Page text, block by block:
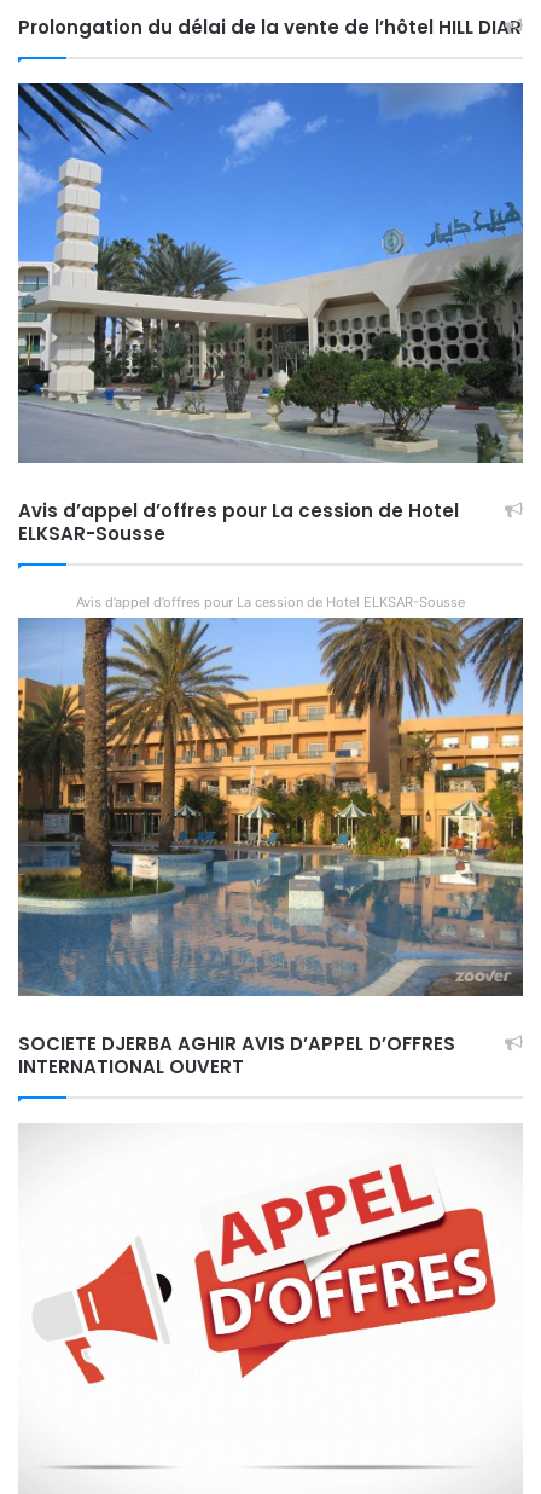
Prolongation du délai de la vente de l’hôtel HILL DIAR
Avis d’appel d’offres pour La cession de Hotel
ELKSAR-Sousse
Avis d’appel d’offres pour La cession de Hotel ELKSAR-Sousse
SOCIETE DJERBA AGHIR AVIS D’APPEL D’OFFRES
INTERNATIONAL OUVERT